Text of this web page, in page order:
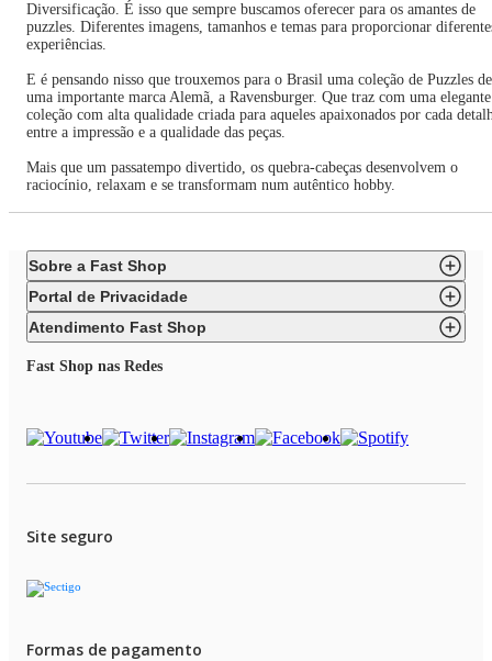
Diversificação. É isso que sempre buscamos oferecer para os amantes de
puzzles. Diferentes imagens, tamanhos e temas para proporcionar
experiências.
E é pensando nisso que trouxemos para o Brasil uma coleção de Puzzles de
uma importante marca Alemã, a Ravensburger. Que traz com uma elegante
coleção com alta qualidade criada para aqueles apaixonados por cada
entre a impressão e a qualidade das peças.
Mais que um passatempo divertido, os quebra-cabeças desenvolvem o
raciocínio, relaxam e se transformam num autêntico hobby.
Sobre a Fast Shop
Portal de Privacidade
Atendimento Fast Shop
Fast Shop nas Redes
Site seguro
Formas de pagamento